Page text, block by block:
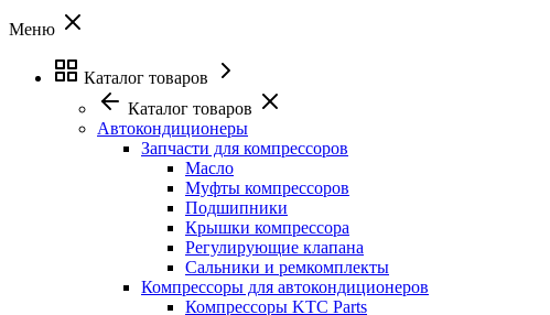
Меню
Каталог товаров
Каталог товаров
Автокондиционеры
Запчасти для компрессоров
Масло
Муфты компрессоров
Подшипники
Крышки компрессора
Регулирующие клапана
Сальники и ремкомплекты
Компрессоры для автокондиционеров
Компрессоры KTC Parts